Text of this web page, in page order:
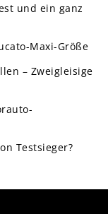
und ein ganz
Maxi-Größe
– Zweigleisige
Testsieger?